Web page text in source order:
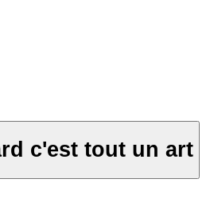
c'est tout un art